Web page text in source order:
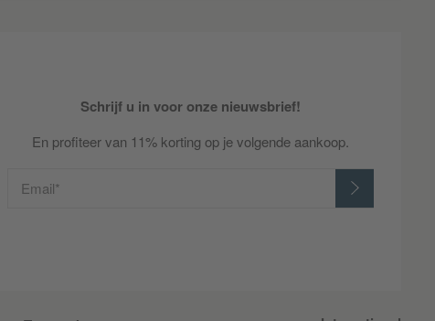
Schrijf u in voor onze nieuwsbrief!
En profiteer van 11% korting op je volgende aankoop.
Email*